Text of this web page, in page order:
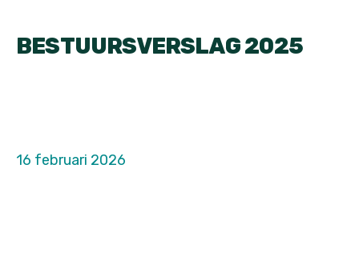
BESTUURSVERSLAG 2025
16 februari 2026